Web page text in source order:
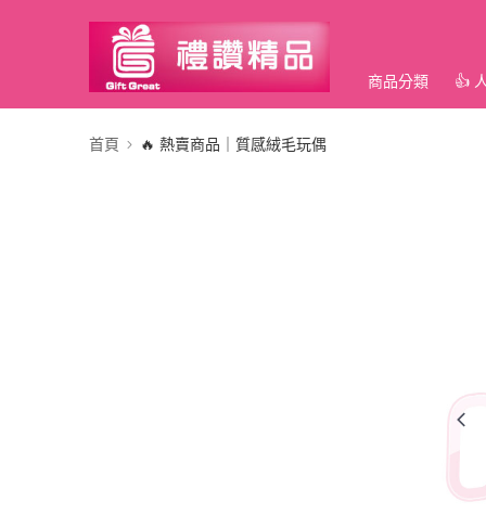
商品分類 👍
首頁 🔥 熱賣商品｜質感絨毛玩偶